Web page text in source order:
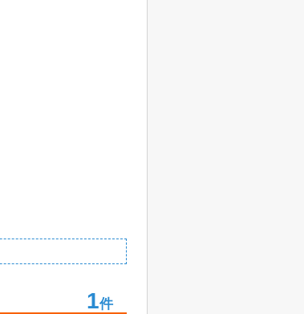
1件